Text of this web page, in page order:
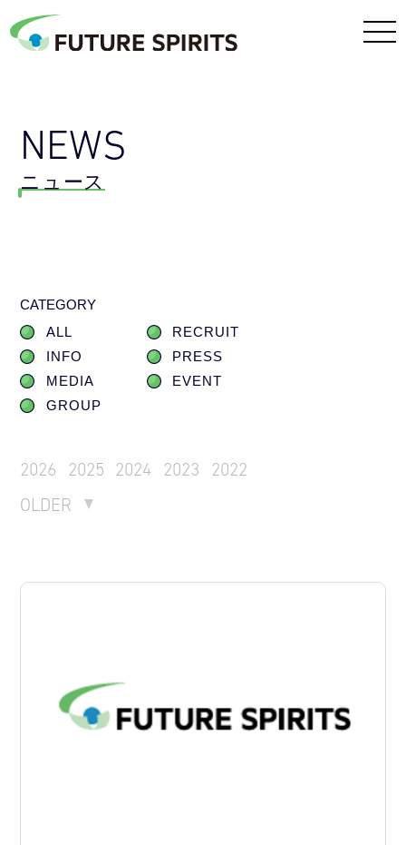
NEWS
ニュース
CATEGORY
ALL
RECRUIT
INFO
PRESS
MEDIA
EVENT
GROUP
2026 2025 2024 2023
2022
OLDER